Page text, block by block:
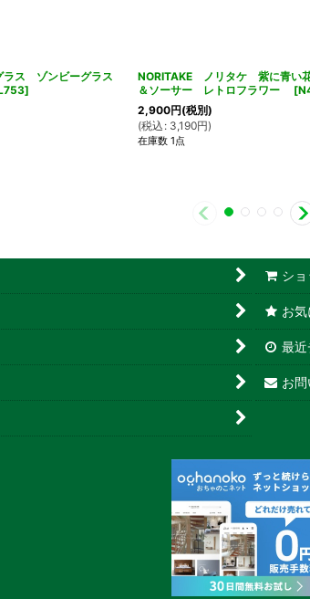
ラス ゾンビーグラス
]
NORITAKE ノリタケ 紫に青い
＆ソーサー レトロフラワー
[
2,900円(税別)
(税込 : 3,190円)
在庫数 1点
シ
お気
最近
お